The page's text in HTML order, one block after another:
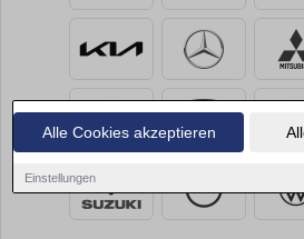
Alle Cookies akzeptieren
Einstellungen